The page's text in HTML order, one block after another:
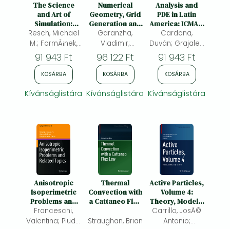
The Science
and Art of
Simulation:
Trust in Science
Resch, Michael
M.; FormÃ¡nek,
Nico; Joshy,
Ammu;
Kaminski,
Andreas
91 943 Ft
KOSÁRBA
Kívánságlistára
Numerical
Geometry, Grid
Generation and
Scientific
Computing:
the 11th
International
NUMGRID
Conference,
2022
Garanzha,
Vladimir;
Kamenski,
Lennard
96 122 Ft
KOSÁRBA
Kívánságlistára
Analysis and
PDE in Latin
America: ICMAM
2022
Cardona,
Duván; Grajales,
Brian
91 943 Ft
KOSÁRBA
Kívánságlistára
Anisotropic
Isoperimetric
Problems and
Related Topics
Franceschi,
Valentina; Pluda,
Thermal
Convection with
a Cattaneo Flux
Straughan, Brian
Active Particles,
Volume 4:
Theory, Models,
Applications
Carrillo, JosÃ©
Antonio;